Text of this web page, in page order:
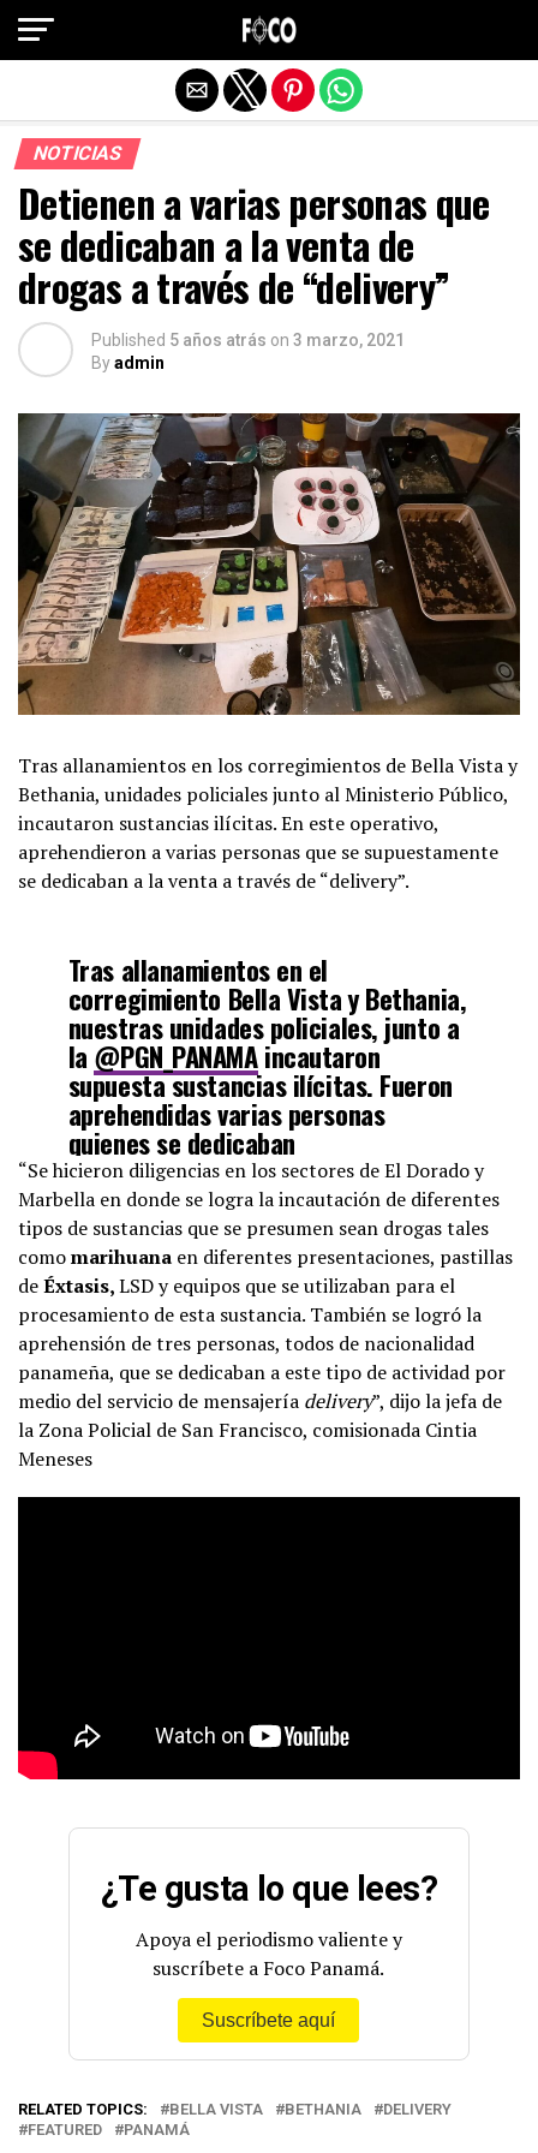
NOTICIAS
Detienen a varias personas que
se dedicaban a la venta de
drogas a través de “delivery”
Published 5 años atrás on 3 marzo, 2021
Byadmin
Tras allanamientos en los corregimientos de Bella Vista y
Bethania, unidades policiales junto al Ministerio Público,
incautaron sustancias ilícitas. En este operativo,
aprehendieron a varias personas que se supuestamente
se dedicaban a la venta a través de “delivery”.
Tras allanamientos en el
corregimiento Bella Vista y Bethania,
nuestras unidades policiales, junto a
la @PGN_PANAMAincautaron
supuesta sustancias ilícitas. Fueron
aprehendidas varias personas
quienes se dedicaban
presuntamente, a la venta a través
de delivery.#NoAlMicrotráfico
pic.twitter.com/SAHHJf1iDM
— Policía Nacional (@ProtegeryServir)March 3, 2021
“Se hicieron diligencias en los sectores de El Dorado y
Marbella en donde se logra la incautación de diferentes
tipos de sustancias que se presumen sean drogas tales
comomarihuana en diferentes presentaciones, pastillas
deÉxtasis,LSD y equipos que se utilizaban para el
procesamiento de esta sustancia. También se logró la
aprehensión de tres personas, todos de nacionalidad
panameña, que se dedicaban a este tipo de actividad por
medio del servicio de mensajería delivery”, dijo la jefa de
la Zona Policial de San Francisco, comisionada Cintia
Meneses
¿Te gusta lo que lees?
Apoya el periodismo valiente y
suscríbete a Foco Panamá.
Suscríbete aquí
RELATED TOPICS: BELLA VISTA BETHANIA
DELIVERY
FEATURED
PANAMÁ
Salir de la versión móvil